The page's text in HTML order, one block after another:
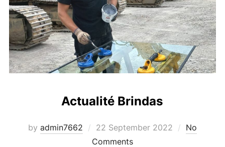
Actualité Brindas
by admin7662
Posted
on
22 September 2022
No
Comments